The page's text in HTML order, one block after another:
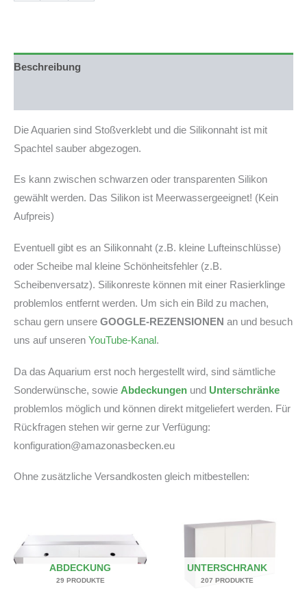
Lager)
Beschreibung
Die Aquarien sind Stoßverklebt und die Silikonnaht ist mit
Spachtel sauber abgezogen.
Es kann zwischen schwarzen oder transparenten Silikon
gewählt werden. Das Silikon ist Meerwassergeeignet! (Kein
Aufpreis)
Eventuell gibt es an Silikonnaht (z.B. kleine Lufteinschlüsse)
oder Scheibe mal kleine Schönheitsfehler (z.B.
Scheibenversatz). Silikonreste können mit einer Rasierklinge
problemlos entfernt werden. Um sich ein Bild zu machen,
schau gern unsere GOOGLE-REZENSIONEN an und besuch
uns auf unseren YouTube-Kanal.
Da das Aquarium erst noch hergestellt wird, sind sämtliche
Sonderwünsche, sowie Abdeckungen und Unterschränke
problemlos möglich und können direkt mitgeliefert werden. Für
Rückfragen stehen wir gerne zur Verfügung:
konfiguration@amazonasbecken.eu
Ohne zusätzliche Versandkosten gleich mitbestellen:
ABDECKUNG
29 PRODUKTE
UNTERSCHRANK
207 PRODUKTE